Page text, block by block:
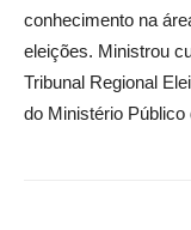
conhecimento na
eleições. Ministrou
Tribunal Regional
do Ministério